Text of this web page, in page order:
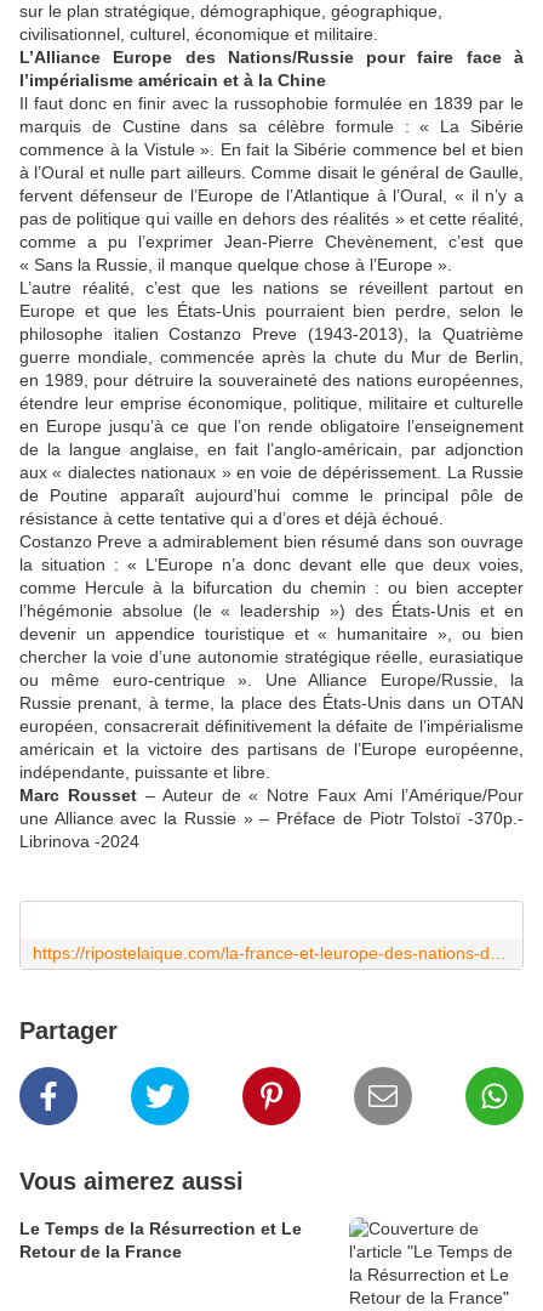
sur le plan stratégique, démographique, géographique,
civilisationnel, culturel, économique et militaire.
L’Alliance Europe des Nations/Russie pour faire face à
l’impérialisme américain et à la Chine
Il faut donc en finir avec la russophobie formulée en 1839 par le
marquis de Custine dans sa célèbre formule : « La Sibérie
commence à la Vistule ». En fait la Sibérie commence bel et bien
à l’Oural et nulle part ailleurs. Comme disait le général de Gaulle,
fervent défenseur de l’Europe de l’Atlantique à l’Oural, « il n’y a
pas de politique qui vaille en dehors des réalités » et cette réalité,
comme a pu l’exprimer Jean-Pierre Chevènement, c’est que
« Sans la Russie, il manque quelque chose à l’Europe ».
L’autre réalité, c’est que les nations se réveillent partout en
Europe et que les États-Unis pourraient bien perdre, selon le
philosophe italien Costanzo Preve (1943-2013), la Quatrième
guerre mondiale, commencée après la chute du Mur de Berlin,
en 1989, pour détruire la souveraineté des nations européennes,
étendre leur emprise économique, politique, militaire et culturelle
en Europe jusqu’à ce que l’on rende obligatoire l’enseignement
de la langue anglaise, en fait l’anglo-américain, par adjonction
aux « dialectes nationaux » en voie de dépérissement. La Russie
de Poutine apparaît aujourd’hui comme le principal pôle de
résistance à cette tentative qui a d’ores et déjà échoué.
Costanzo Preve a admirablement bien résumé dans son ouvrage
la situation : « L’Europe n’a donc devant elle que deux voies,
comme Hercule à la bifurcation du chemin : ou bien accepter
l’hégémonie absolue (le « leadership ») des États-Unis et en
devenir un appendice touristique et « humanitaire », ou bien
chercher la voie d’une autonomie stratégique réelle, eurasiatique
ou même euro-centrique ». Une Alliance Europe/Russie, la
Russie prenant, à terme, la place des États-Unis dans un OTAN
européen, consacrerait définitivement la défaite de l’impérialisme
américain et la victoire des partisans de l’Europe européenne,
indépendante, puissante et libre.
Marc Rousset– Auteur de « Notre Faux Ami l’Amérique/Pour
une Alliance avec la Russie » – Préface de Piotr Tolstoï -370p.-
Librinova -2024
Partager
Vous aimerez aussi
Le Temps de la Résurrection et Le
Retour de la France